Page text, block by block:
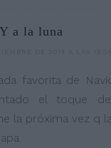
a la luna
favorita de
el toque
la próxima vez q